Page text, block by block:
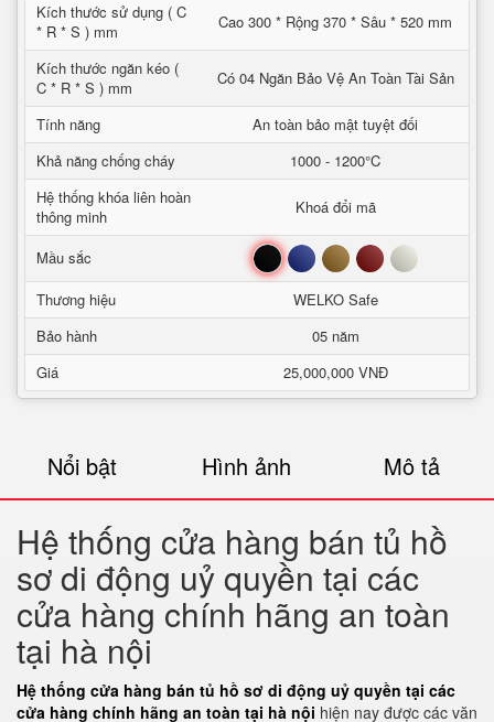
Kích thước sử dụng ( C
* R * S ) mm
Cao 300 * Rộng 370 * Sâu * 520 mm
Kích thước ngăn kéo (
C * R * S ) mm
Có 04 Ngăn Bảo Vệ An Toàn Tài Sản
Tính năng
An toàn bảo mật tuyệt đối
Khả năng chống cháy
1000 - 1200°C
Hệ thống khóa liên hoàn
thông minh
Khoá đổi mã
Mầu sắc Đen Xanh Nâu Đỏ Trắng
Thương hiệu
WELKO Safe
Bảo hành
05 năm
Giá
25,000,000 VNĐ
Nổi bật Hình ảnh Mô tả
Hệ thống cửa hàng bán tủ hồ
sơ di động uỷ quyền tại các
cửa hàng chính hãng an toàn
tại hà nội
Hệ thống cửa hàng bán tủ hồ sơ di động uỷ quyền tại các
cửa hàng chính hãng an toàn tại hà nội hiện nay được các văn